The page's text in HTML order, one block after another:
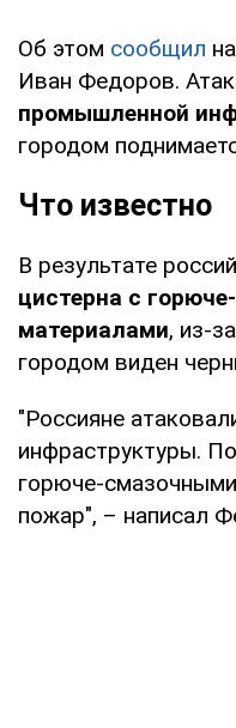
Об этом сообщил
Иван Федоров.
промышленной
городом
Что известно
В результате
цистерна с
материалами, из-
городом виден
"Россияне
инфраструктуры.
горюче-
пожар", – написал